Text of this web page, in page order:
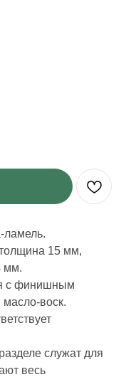
ламель.
15 мм,
мм.
с финишным
масло-воск.
служат для
весь